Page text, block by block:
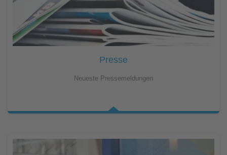
Presse
Neueste Pressemeldungen